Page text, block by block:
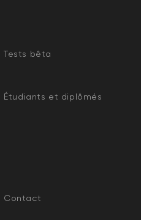
Tests bêta
Étudiants et diplômés
Contact